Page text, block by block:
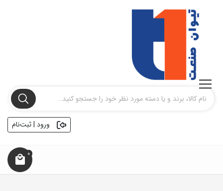
ورود | ثبت‌نام
0